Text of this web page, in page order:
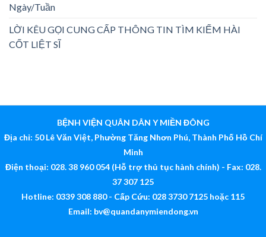
Ngày/Tuần
LỜI KÊU GỌI CUNG CẤP THÔNG TIN TÌM KIẾM HÀI
CỐT LIỆT SĨ
BỆNH VIỆN QUÂN DÂN Y MIỀN ĐÔNG
Địa chỉ: 50 Lê Văn Việt, Phường Tăng Nhơn Phú, Thành Phố Hồ Chí
Minh
Điện thoại: 028. 38 960 054 (Hỗ trợ thủ tục hành chính) - Fax: 028.
37 307 125
Hotline: 0339 308 880 - Cấp Cứu: 028 3730 7125 hoặc 115
Email: bv@quandanymiendong.vn